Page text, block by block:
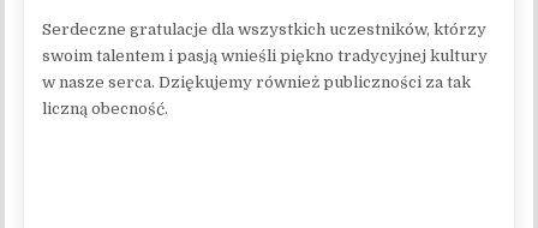
Serdeczne gratulacje dla wszystkich uczestników, którzy
swoim talentem i pasją wnieśli piękno tradycyjnej kultury
w nasze serca. Dziękujemy również publiczności za tak
liczną obecność.